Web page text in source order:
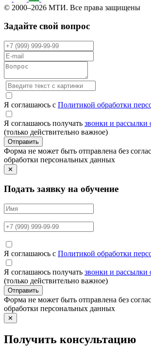
© 2000–2026 МТИ. Все права защищены
Задайте свой вопрос
Я соглашаюсь с Политикой обработки
Я соглашаюсь получать звонки и
(только действительно важное)
Отправить
Форма не может быть отправлена без
обработки персональных данных
✕
Подать заявку на обучение
Я соглашаюсь с Политикой обработки
Я соглашаюсь получать звонки и
(только действительно важное)
Отправить
Форма не может быть отправлена без
обработки персональных данных
✕
Получить консультацию